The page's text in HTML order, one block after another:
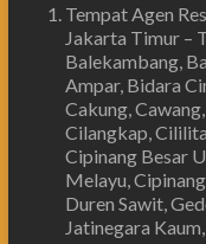
Tempat Agen
Jakarta Timur –
Balekambang,
Ampar, Bidara
Cakung,
Cilangkap,
Cipinang Besar
Melayu,
Duren Sawit,
Jatinegara